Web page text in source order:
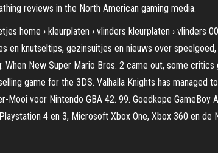
reviews in the North American gaming media.
home › kleurplaten › vlinders kleurplaten › vlinders
knutseltips, gezinsuitjes en nieuws over
New Super Mario Bros. 2 came out, some
game for the 3DS. Valhalla Knights has managed
voor Nintendo GBA 42. 99. Goedkope GameBoy
4 en 3, Microsoft Xbox One, Xbox 360 en de